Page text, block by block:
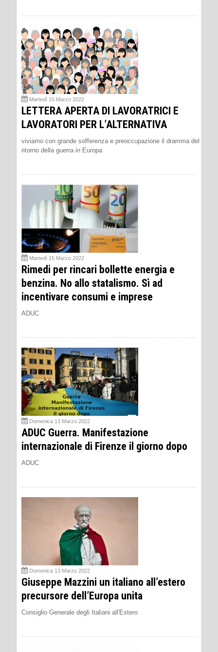
Martedì 15 Marzo 2022
LETTERA APERTA DI LAVORATRICI E
LAVORATORI PER L’ALTERNATIVA
viviamo con grande sofferenza e preoccupazione il dramma del
ritorno della guerra in Europa
Martedì 15 Marzo 2022
Rimedi per rincari bollette energia e
benzina. No allo statalismo. Sì ad
incentivare consumi e imprese
ADUC
Domenica 13 Marzo 2022
ADUC Guerra. Manifestazione
internazionale di Firenze il giorno dopo
ADUC
Domenica 13 Marzo 2022
Giuseppe Mazzini un italiano all’estero
precursore dell’Europa unita
Consiglio Generale degli Italiani all'Estero